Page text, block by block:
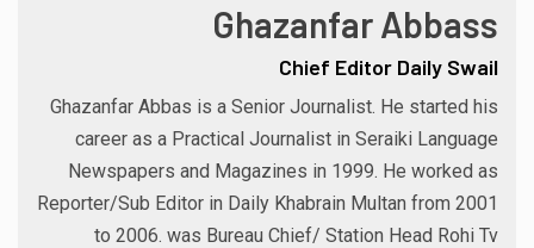
Ghazanfar Abbass
Chief Editor Daily Swail
Ghazanfar Abbas is a Senior Journalist. He started his
career as a Practical Journalist in Seraiki Language
Newspapers and Magazines in 1999. He worked as
Reporter/Sub Editor in Daily Khabrain Multan from 2001
to 2006. was Bureau Chief/ Station Head Rohi Tv